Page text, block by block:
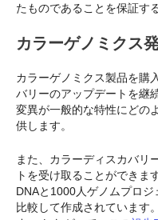
たものであることを保証す
カラーゲノミクス
カラーゲノミクス製品を購
バリーのアップデートを継
変異が一般的な特性にどの
供します。
また、カラーディスカバリ
トを受け取ることができま
DNAと1000人ゲノムプロ
比較して作成されています